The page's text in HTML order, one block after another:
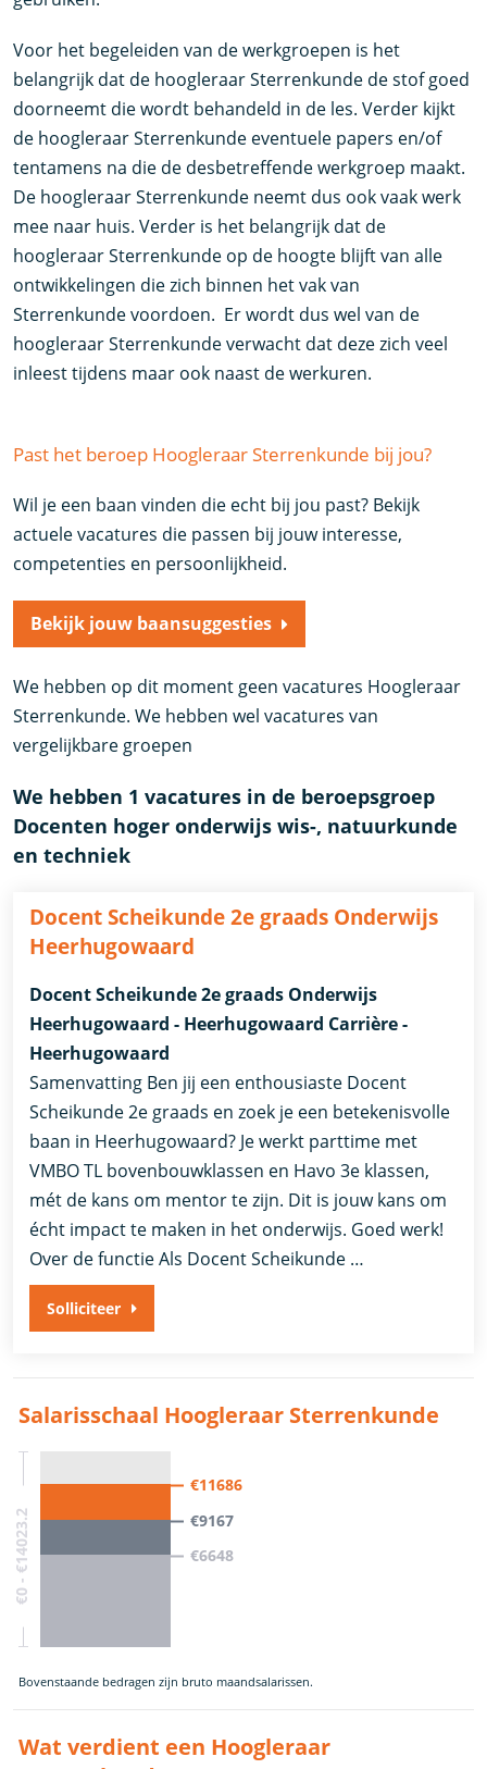
Voor het begeleiden van de werkgroepen is het
belangrijk dat de hoogleraar Sterrenkunde de stof goed
doorneemt die wordt behandeld in de les. Verder kijkt
de hoogleraar Sterrenkunde eventuele papers en/of
tentamens na die de desbetreffende werkgroep maakt.
De hoogleraar Sterrenkunde neemt dus ook vaak werk
mee naar huis. Verder is het belangrijk dat de
hoogleraar Sterrenkunde op de hoogte blijft van alle
ontwikkelingen die zich binnen het vak van
Sterrenkunde voordoen. Er wordt dus wel van de
hoogleraar Sterrenkunde verwacht dat deze zich veel
inleest tijdens maar ook naast de werkuren.
Past het beroep Hoogleraar Sterrenkunde bij jou?
Wil je een baan vinden die echt bij jou past? Bekijk
actuele vacatures die passen bij jouw interesse,
competenties en persoonlijkheid.
Bekijk jouw baansuggesties
We hebben op dit moment geen vacatures Hoogleraar
Sterrenkunde. We hebben wel vacatures van
vergelijkbare groepen
We hebben 1 vacatures in de beroepsgroep
Docenten hoger onderwijs wis-, natuurkunde
en techniek
Docent Scheikunde 2e graads Onderwijs
Heerhugowaard
Docent Scheikunde 2e graads Onderwijs
Heerhugowaard - Heerhugowaard Carrière -
Heerhugowaard
Samenvatting Ben jij een enthousiaste Docent
Scheikunde 2e graads en zoek je een betekenisvolle
baan in Heerhugowaard? Je werkt parttime met
VMBO TL bovenbouwklassen en Havo 3e klassen,
mét de kans om mentor te zijn. Dit is jouw kans om
écht impact te maken in het onderwijs. Goed werk!
Over de functie Als Docent Scheikunde …
Solliciteer
Salarisschaal Hoogleraar Sterrenkunde
€0 - €14023.2
€11686
€9167
€6648
Bovenstaande bedragen zijn bruto maandsalarissen.
Wat verdient een Hoogleraar